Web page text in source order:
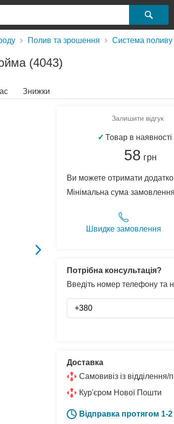
Полив та зрошення Система поливу
(4043)
Знижки
Залишити відгук
✓ Товар в наявності
58 грн
Ви можете отримати
Мінімальна сума
Швидке замовлення
Потрібна консультація?
Введіть номер телефону та
Доставка
Самовивіз із
Кур'єром Нової Пошти
Відправка протягом 1-